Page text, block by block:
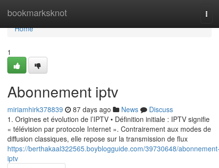
bookmarksknot
Home
Home
1
Abonnement iptv
miriamhirk378839 87 days ago News
Discuss
1. Origines et évolution de l’IPTV • Définition initiale : IPTV signifie
« télévision par protocole Internet ». Contrairement aux modes de
diffusion classiques, elle repose sur la transmission de flux
https://berthakaal322565.boyblogguide.com/39730648/
iptv